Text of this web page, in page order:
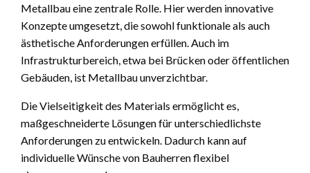
Metallbau eine zentrale Rolle. Hier werden innovative
Konzepte umgesetzt, die sowohl funktionale als auch
ästhetische Anforderungen erfüllen. Auch im
Infrastrukturbereich, etwa bei Brücken oder öffentlichen
Gebäuden, ist Metallbau unverzichtbar.
Die Vielseitigkeit des Materials ermöglicht es,
maßgeschneiderte Lösungen für unterschiedlichste
Anforderungen zu entwickeln. Dadurch kann auf
individuelle Wünsche von Bauherren flexibel